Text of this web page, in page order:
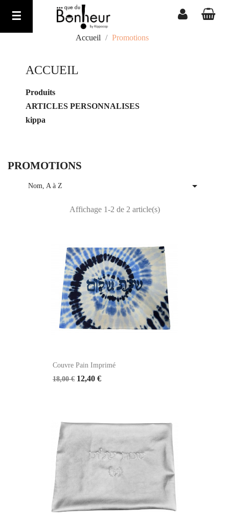
Basculer
☰
Accueil Promotions
ACCUEIL
Produits
ARTICLES PERSONNALISES
kippa
PROMOTIONS
Nom, A à Z 
Affichage 1-2 de 2 article(s)
Couvre Pain Imprimé
18,00 € 12,40 €